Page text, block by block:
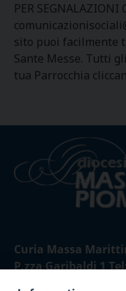
PER SEGNALAZIONI
sito puoi facilmente
Sante Messe. Tutti
tua Parrocchia
Curia Massa
P.zza Garibaldi 1